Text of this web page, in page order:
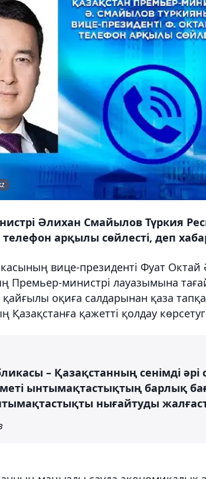
Әлихан Смайылов Түркия
арқылы сөйлесті, деп
вице-президенті Фуат
Премьер-министрі лауазымына
қайғылы оқиға салдарынан қаза
қажетті қолдау
– Қазақстанның сенімді әрі
ынтымақтастықтың барлық
нығайтуды